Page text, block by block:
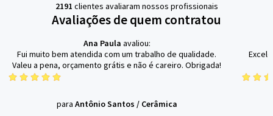
2191 clientes avaliaram nossos profissionais
Avaliações de quem contratou
Ana Paula avaliou:
Fui muito bem atendida com um trabalho de qualidade.
Valeu a pena, orçamento grátis e não é careiro. Obrigada!
para Antônio Santos / Cerâmica